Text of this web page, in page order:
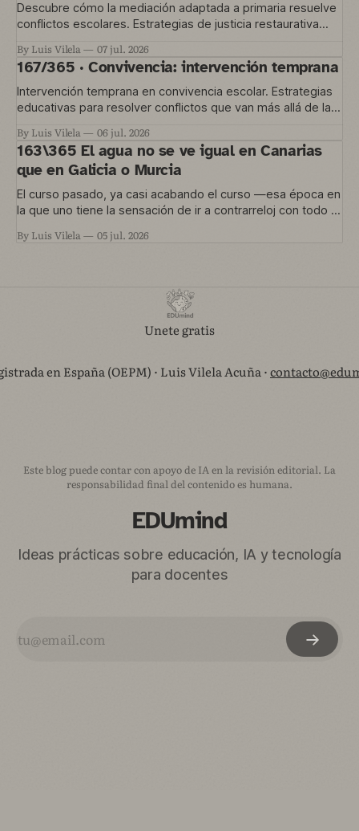
Descubre cómo la mediación adaptada a primaria resuelve
conflictos escolares. Estrategias de justicia restaurativa
By Luis Vilela 07 jul. 2026
167/365 · Convivencia: intervención temprana
Intervención temprana en convivencia escolar. Estrategias
educativas para resolver conflictos que van más allá de las
By Luis Vilela 06 jul. 2026
163\365 El agua no se ve igual en Canarias
que en Galicia o Murcia
El curso pasado, ya casi acabando el curso —esa época en
la que uno tiene la sensación de ir a contrarreloj con todo lo
proyecto que está en marcha ahora. Una convocatoria de
By Luis Vilela 05 jul. 2026
Unete gratis
en España (OEPM) · Luis Vilela Acuña ·
Este blog puede contar con apoyo de IA en la revisión editorial. La
responsabilidad final del contenido es humana.
EDUmind
Ideas prácticas sobre educación, IA y tecnología
para docentes